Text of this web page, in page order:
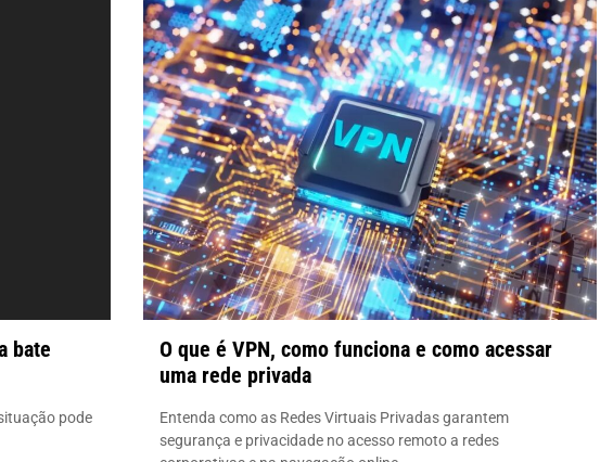
bate
pode
O que é VPN, como funciona e como acessar
uma rede privada
Entenda como as Redes Virtuais Privadas garantem
segurança e privacidade no acesso remoto a redes